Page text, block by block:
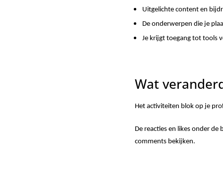
Uitgelichte content en
De onderwerpen die je
Je krijgt toegang tot tools
Wat
Het activiteiten blok op je
De reacties en likes onder
comments bekijken.